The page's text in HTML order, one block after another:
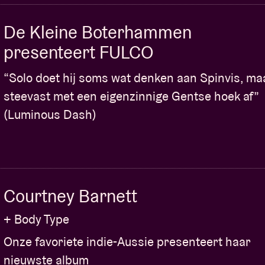
De Kleine Boterhammen
presenteert FULCO
“Solo doet hij soms wat denken aan Spinvis,
steevast met een eigenzinnige Gentse hoek af”
(Luminous Dash)
Courtney Barnett
+ Body Type
Onze favoriete indie-Aussie presenteert haar
nieuwste album